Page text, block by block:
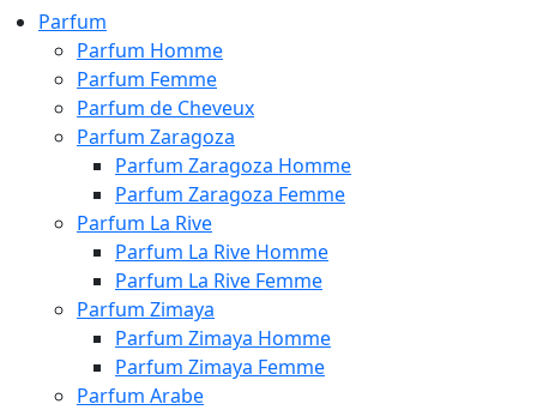
Parfum
Parfum Homme
Parfum Femme
Parfum de Cheveux
Parfum Zaragoza
Parfum Zaragoza Homme
Parfum Zaragoza Femme
Parfum La Rive
Parfum La Rive Homme
Parfum La Rive Femme
Parfum Zimaya
Parfum Zimaya Homme
Parfum Zimaya Femme
Parfum Arabe